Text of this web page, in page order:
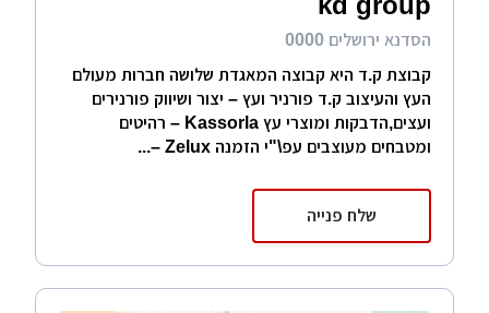
הסדנא ירושלים 0000
קבוצת ק.ד היא קבוצה המאגדת שלושה חברות מעולם
העץ והעיצוב ק.ד פורניר ועץ – יצור ושיווק פורנירים
ועצים,הדבקות ומוצרי עץ Kassorla – רהיטים
ומטבחים מעוצבים עפ\"י הזמנה Zelux –...
שלח פנייה